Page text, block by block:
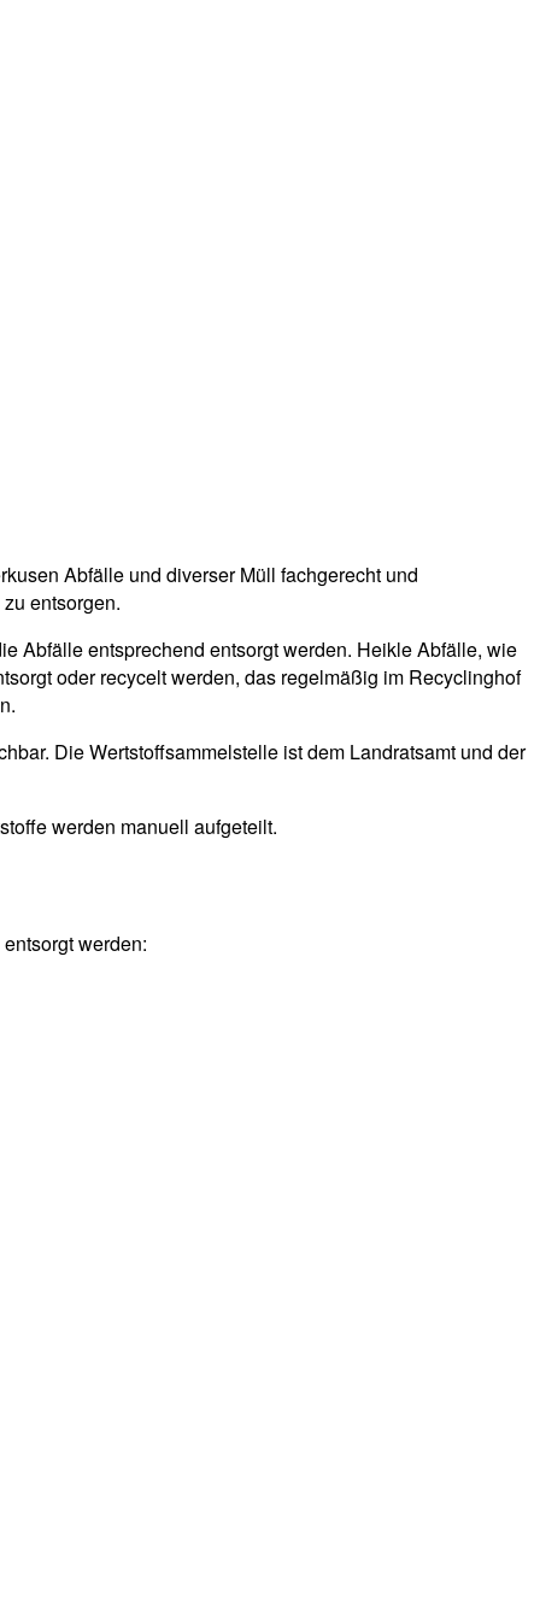
Abfälle und diverser Müll fachgerecht und
entsorgen.
Abfälle entsprechend entsorgt werden. Heikle Abfälle, wie
oder recycelt werden, das regelmäßig im Recyclinghof
Die Wertstoffsammelstelle ist dem Landratsamt und der
werden manuell aufgeteilt.
werden: